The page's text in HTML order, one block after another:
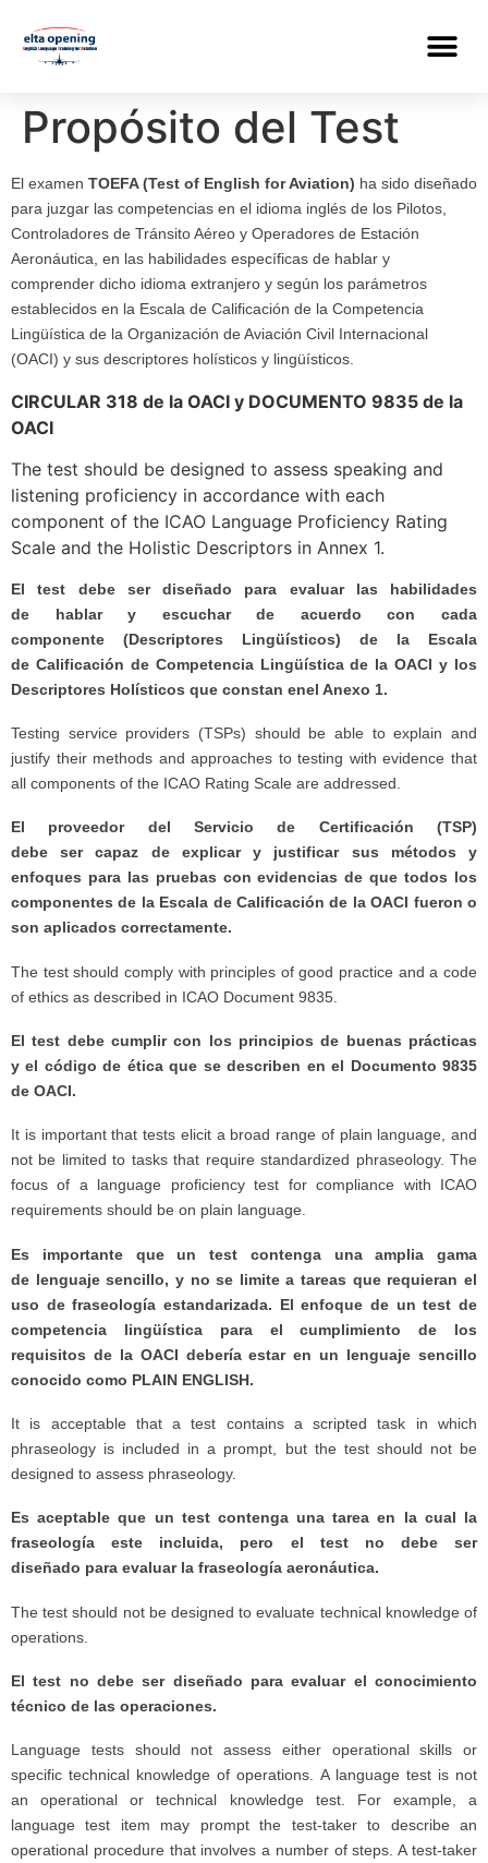
Propósito del Test
El examen TOEFA (Test of English for Aviation) ha sido diseñado
para juzgar las competencias en el idioma inglés de los Pilotos,
Controladores de Tránsito Aéreo y Operadores de Estación
Aeronáutica, en las habilidades específicas de hablar y
comprender dicho idioma extranjero y según los parámetros
establecidos en la Escala de Calificación de la Competencia
Lingüística de la Organización de Aviación Civil Internacional
(OACI) y sus descriptores holísticos y lingüísticos.
CIRCULAR 318 de la OACI y DOCUMENTO 9835 de la
OACI
The test should be designed to assess speaking and
listening proficiency in accordance with each
component of the ICAO Language Proficiency Rating
Scale and the Holistic Descriptors in Annex 1.
El test debe ser diseñado para evaluar las habilidades
de hablar y escuchar de acuerdo con cada
componente (Descriptores Lingüísticos) de la Escala
de Calificación de Competencia Lingüística de la OACI y los
Descriptores Holísticos que constan enel Anexo 1.
Testing service providers (TSPs) should be able to explain and
justify their methods and approaches to testing with evidence that
all components of the ICAO Rating Scale are addressed.
El proveedor del Servicio de Certificación (TSP)
debe ser capaz de explicar y justificar sus métodos y
enfoques para las pruebas con evidencias de que todos los
componentes de la Escala de Calificación de la OACI fueron o
son aplicados correctamente.
The test should comply with principles of good practice and a code
of ethics as described in ICAO Document 9835.
El test debe cumplir con los principios de buenas prácticas
y el código de ética que se describen en el Documento 9835
de OACI.
It is important that tests elicit a broad range of plain language, and
not be limited to tasks that require standardized phraseology. The
focus of a language proficiency test for compliance with ICAO
requirements should be on plain language.
Es importante que un test contenga una amplia gama
de lenguaje sencillo, y no se limite a tareas que requieran el
uso de fraseología estandarizada. El enfoque de un test de
competencia lingüística para el cumplimiento de los
requisitos de la OACI debería estar en un lenguaje sencillo
conocido como PLAIN ENGLISH.
It is acceptable that a test contains a scripted task in which
phraseology is included in a prompt, but the test should not be
designed to assess phraseology.
Es aceptable que un test contenga una tarea en la cual la
fraseología este incluida, pero el test no debe ser
diseñado para evaluar la fraseología aeronáutica.
The test should not be designed to evaluate technical knowledge of
operations.
El test no debe ser diseñado para evaluar el conocimiento
técnico de las operaciones.
Language tests should not assess either operational skills or
specific technical knowledge of operations. A language test is not
an operational or technical knowledge test. For example, a
language test item may prompt the test-taker to describe an
operational procedure that involves a number of steps. A test-taker